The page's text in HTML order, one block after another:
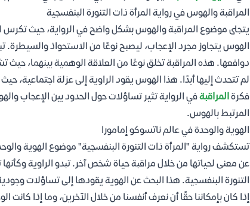
المراقبة والهوس في رواية المرأة ذات التنورة البنفسجية
يتجلى موضوع المراقبة والهوس بشكل واضح في الرواية، حيث تكرس
الهوس يتجاوز مجرد الإعجاب، ليصبح نوعًا من الاستحواذ والسيطرة.
دوافعها. هذه المراقبة تخلق نوعًا من العلاقة الوهمية بينهما، حيث
لم تتحدث إليها أبدًا. هذا الهوس يقود الراوية إلى عزلة اجتماعية،
فكرةالمراقبةفي الرواية تثير تساؤلات حول الحدود بين الإعجاب
المرتبط بالهوس.
الهوية والوحدة في عالم ناتسوكو إمامورا
تستكشف رواية "المرأة ذات التنورة البنفسجية" موضوع الهوية
عن معنى لحياتها من خلال مراقبة حياة شخص آخر. تبدو الراوية
التنورة البنفسجية. هذا البحث عن الهوية يقودها إلى تساؤلات
إذا كان بإمكاننا حقًا أن نعرف أنفسنا من خلال الآخرين، وما إذا